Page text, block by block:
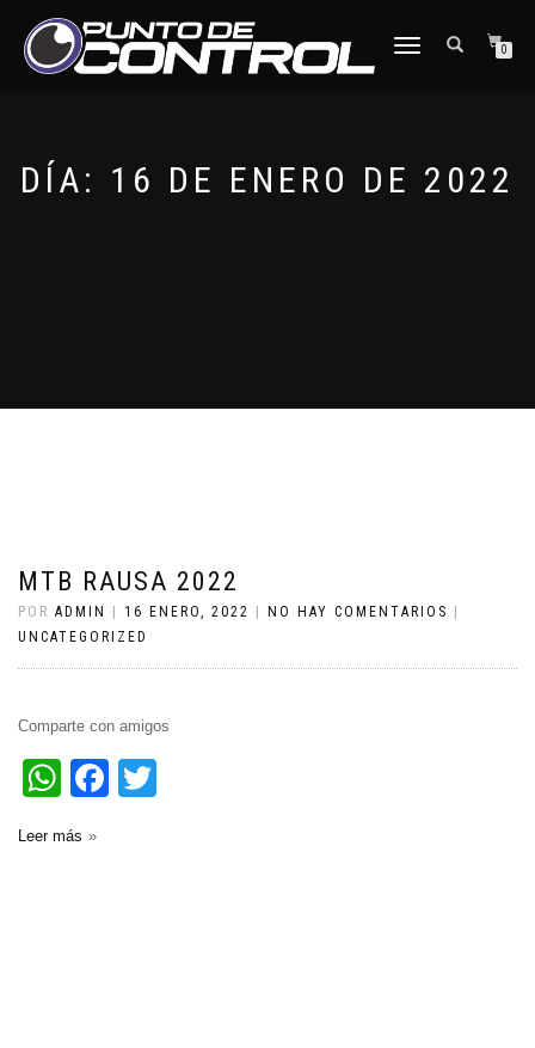
CAMBIAR
0
DÍA: 16 DE ENERO DE 2022
MTB RAUSA 2022
POR ADMIN 16 ENERO, 2022 NO HAY COMENTARIOS
UNCATEGORIZED
Comparte con amigos
WhatsApp
Facebook
Leer más